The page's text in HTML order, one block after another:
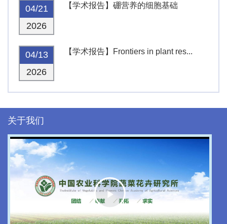
04/21
2026
【学术报告】硼营养的细胞基础
04/13
2026
【学术报告】Frontiers in plant res...
关于我们
Play